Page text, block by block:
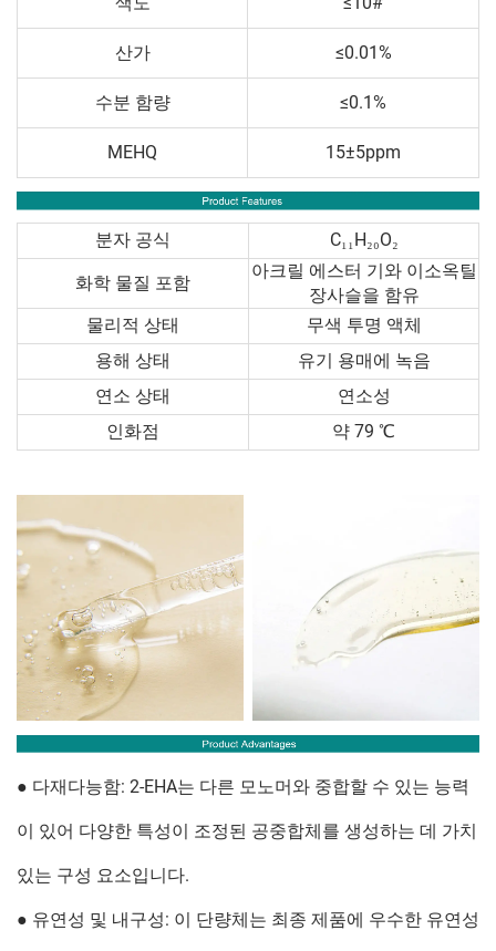
산가 ≤0.01%
수분 함량 ≤0.1%
MEHQ 15±5ppm
분자 공식 C₁₁H₂₀O₂
화학 물질 포함
아크릴 에스터 기와 이소옥틸
장사슬을 함유
물리적 상태
무색 투명 액체
용해 상태
유기 용매에 녹음
연소 상태
연소성
인화점
약 79 ℃
● 다재다능함: 2-EHA는 다른 모노머와 중합할 수 있는 능력
이 있어 다양한 특성이 조정된 공중합체를 생성하는 데 가치
있는 구성 요소입니다.
● 유연성 및 내구성: 이 단량체는 최종 제품에 우수한 유연성